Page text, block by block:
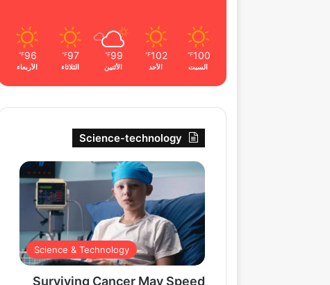
100
℉
السبت
102
℉
الأحد
99
℉
الأثنين
97
℉
الثلاثاء
96
℉
الأربعاء
Science-technology
Science & Technology
Surviving Cancer May Speed